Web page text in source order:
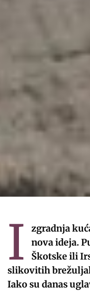
I
zgradnja
nova ideja.
Škotske ili
slikovitih
Iako su danas